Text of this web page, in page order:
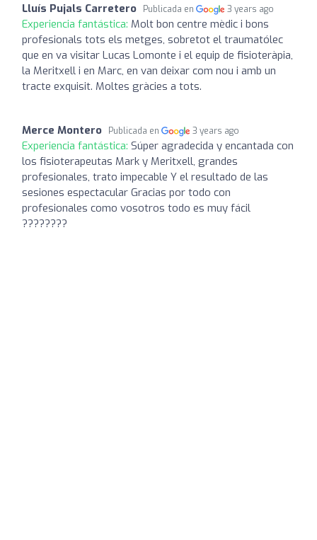
Lluís Pujals Carretero Publicada en 3 years ago
Experiencia fantástica: Molt bon centre mèdic i bons
profesionals tots els metges, sobretot el traumatólec
que en va visitar Lucas Lomonte i el equip de fisioteràpia,
la Meritxell i en Marc, en van deixar com nou i amb un
tracte exquisit. Moltes gràcies a tots.
Merce Montero Publicada en 3 years ago
Experiencia fantástica: Súper agradecida y encantada con
los fisioterapeutas Mark y Meritxell, grandes
profesionales, trato impecable Y el resultado de las
sesiones espectacular Gracias por todo con
profesionales como vosotros todo es muy fácil
????????